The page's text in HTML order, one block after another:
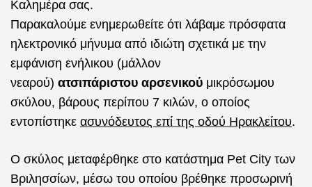
Καλημέρα σας.
Παρακαλούμε ενημερωθείτε ότι λάβαμε πρόσφατα
ηλεκτρονικό μήνυμα από ιδιώτη σχετικά με την
εμφάνιση ενήλικου (μάλλον
νεαρού) ατσιπάριστου αρσενικού μικρόσωμου
σκύλου, βάρους περίπου 7 κιλών, ο οποίος
εντοπίστηκε ασυνόδευτος επί της οδού Ηρακλείτου.
Ο σκύλος μεταφέρθηκε στο κατάστημα Pet City των
Βριλησσίων, μέσω του οποίου βρέθηκε προσωρινή